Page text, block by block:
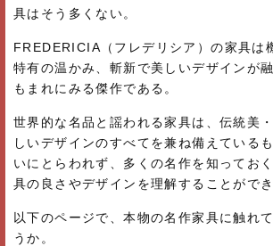
具はそう多くない。
FREDERICIA（フレデリシア）の家具は
特有の温かみ、斬新で美しいデザインが
もまれにみる傑作である。
世界的な名品と謡われる家具は、伝統美
しいデザインのすべてを兼ね備えている
いにとらわれず、多くの名作を知ってお
具の良さやデザインを理解することができ
以下のページで、本物の名作家具に触れ
うか。